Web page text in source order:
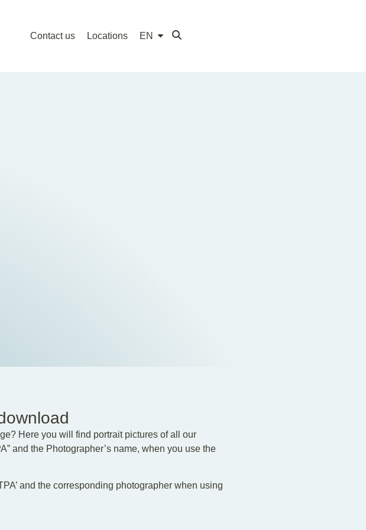
Contact us Locations EN
Here you will find portrait pictures of all our
and the Photographer’s name, when you use the
and the corresponding photographer when using